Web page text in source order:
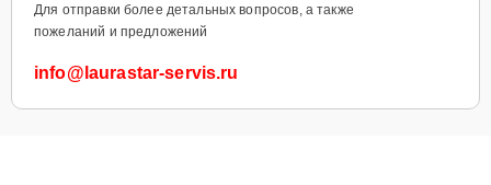
Для отправки более детальных вопросов, а также
пожеланий и предложений
info@laurastar-servis.ru